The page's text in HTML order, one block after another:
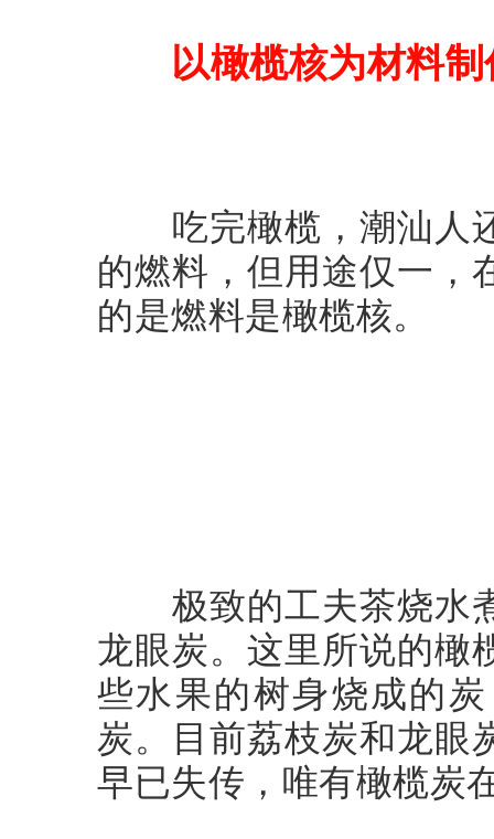
以橄榄核为材料
吃完橄榄，潮汕人还
的燃料，但用途仅一，
的是燃料是橄榄核。
极致的工夫茶烧水煮
龙眼炭。这里所说的橄
些水果的树身烧成的
炭。目前荔枝炭和龙眼
早已失传，唯有橄榄炭